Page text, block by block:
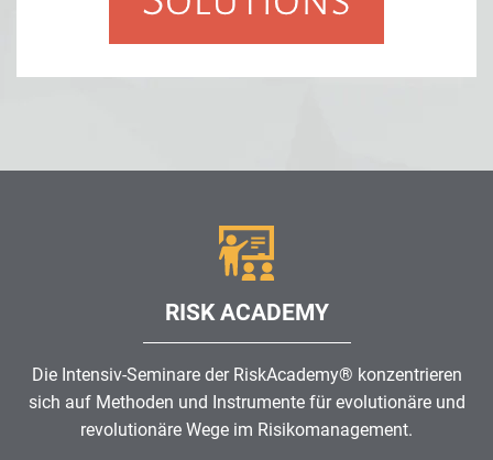
RISK ACADEMY
Die Intensiv-Seminare der RiskAcademy® konzentrieren
sich auf Methoden und Instrumente für evolutionäre und
revolutionäre Wege im Risikomanagement.